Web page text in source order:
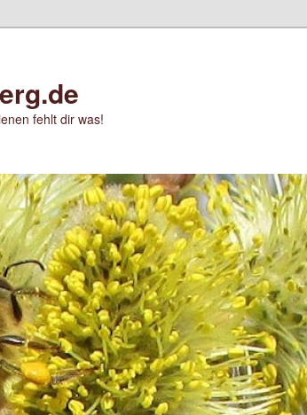
fehlt dir was!